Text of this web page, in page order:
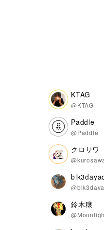
KTAG
@KTAG
Paddle
@Paddle
クロサワ
鈴木穣